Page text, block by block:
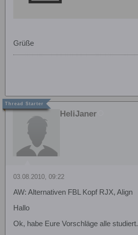
Grüße
HeliJaner
03.08.2010, 09:22
AW: Alternativen FBL Kopf RJX, Align
Hallo
Ok, habe Eure Vorschläge alle studiert.